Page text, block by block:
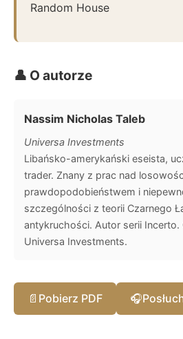
Random House
👤 O autorze
Nassim Nicholas Taleb
Universa Investments
Libańsko-amerykański eseista,
trader. Znany z prac nad
prawdopodobieństwem i
szczególności z teorii Czarnego
antykruchości. Autor serii Incerto.
Universa Investments.
📄 Pobierz PDF 🎧